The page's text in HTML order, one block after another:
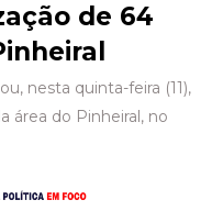
de 64
nesta quinta-feira (11),
área do Pinheiral, no